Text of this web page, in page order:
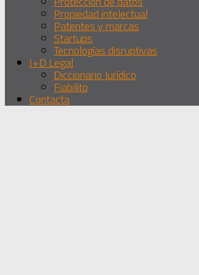
Propiedad intelectual
Patentes y marcas
Startups
Tecnologías disruptivas
I+D Legal
Diccionario Jurídico
Fiabilito
Contacta